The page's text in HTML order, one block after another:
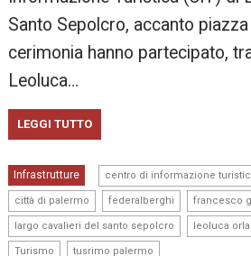
Santo Sepolcro, accanto
cerimonia hanno partecipato,
Leoluca…
LEGGI TUTTO
Infrastrutture centro di informazione
città di palermo federalberghi francesco
largo cavalieri del santo sepolcro leoluca
Turismo tusrimo palermo